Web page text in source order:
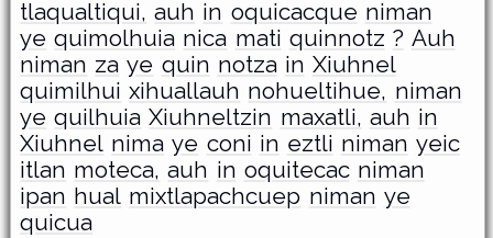
tlaqualtiqui, auh in oquicacque niman
ye quimolhuia nica mati quinnotz ? Auh
niman za ye quin notza in Xiuhnel
quimilhui xihuallauh nohueltihue, niman
ye quilhuia Xiuhneltzin maxatli, auh in
Xiuhnel nima ye coni in eztli niman yeic
itlan moteca, auh in oquitecac niman
ipan hual mixtlapachcuep niman ye
quicua